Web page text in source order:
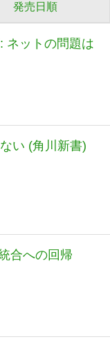
発売日順
ネットの問題は
い (角川新書)
合への回帰